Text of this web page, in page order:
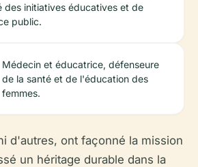
des initiatives éducatives et de
public.
Médecin et éducatrice, défenseure
de la santé et de l'éducation des
femmes.
d'autres, ont façonné la mission
un héritage durable dans la